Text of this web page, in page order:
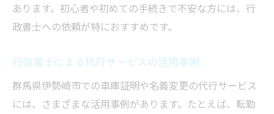
あります。初心者や初めての手続きで不安な方には、行
政書士への依頼が特におすすめです。
行政書士による代行サービスの活用事例
群馬県伊勢崎市での車庫証明や名義変更の代行サービス
には、さまざまな活用事例があります。たとえば、転勤